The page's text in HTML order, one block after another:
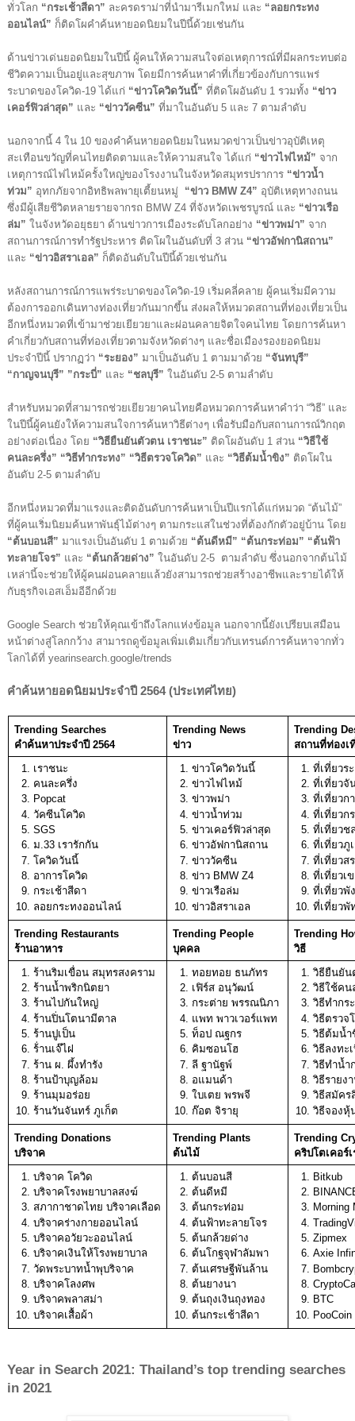
ทั่วโลก “กระเช้าสีดา” ละครดราม่าที่นำมารีเมกใหม่ และ “ลอยกระทง
ออนไลน์” ก็ติดโผคำค้นหายอดนิยมในปีนี้ด้วยเช่นกัน
ด้านข่าวเด่นยอดนิยมในปีนี้ ผู้คนให้ความสนใจต่อเหตุการณ์ที่มีผลกระทบต่อ
ชีวิตความเป็นอยู่และสุขภาพ โดยมีการค้นหาคำที่เกี่ยวข้องกับการแพร่
ระบาดของโควิด-19 ได้แก่ “ข่าวโควิดวันนี้” ที่ติดโผอันดับ 1 รวมทั้ง “ข่าว
เคอร์ฟิวล่าสุด” และ “ข่าววัคซีน” ที่มาในอันดับ 5 และ 7 ตามลำดับ
นอกจากนี้ 4 ใน 10 ของคำค้นหายอดนิยมในหมวดข่าวเป็นข่าวอุบัติเหตุ
สะเทือนขวัญที่คนไทยติดตามและให้ความสนใจ ได้แก่ “ข่าวไฟไหม้” จาก
เหตุการณ์ไฟไหม้ครั้งใหญ่ของโรงงานในจังหวัดสมุทรปราการ “ข่าวน้ำ
ท่วม” อุทกภัยจากอิทธิพลพายุเตี้ยนหมู่ “ข่าว BMW Z4” อุบัติเหตุทางถนน
ซึ่งมีผู้เสียชีวิตหลายรายจากรถ BMW Z4 ที่จังหวัดเพชรบูรณ์ และ “ข่าวเรือ
ล่ม” ในจังหวัดอยุธยา ด้านข่าวการเมืองระดับโลกอย่าง “ข่าวพม่า” จาก
สถานการณ์การทำรัฐประหาร ติดโผในอันดับที่ 3 ส่วน “ข่าวอัฟกานิสถาน”
และ “ข่าวอิสราเอล” ก็ติดอันดับในปีนี้ด้วยเช่นกัน
หลังสถานการณ์การแพร่ระบาดของโควิด-19 เริ่มคลี่คลาย ผู้คนเริ่มมีความ
ต้องการออกเดินทางท่องเที่ยวกันมากขึ้น ส่งผลให้หมวดสถานที่ท่องเที่ยวเป็น
อีกหนึ่งหมวดที่เข้ามาช่วยเยียวยาและผ่อนคลายจิตใจคนไทย โดยการค้นหา
คำเกี่ยวกับสถานที่ท่องเที่ยวตามจังหวัดต่างๆ และชื่อเมืองรองยอดนิยม
ประจำปีนี้ ปรากฏว่า “ระยอง” มาเป็นอันดับ 1 ตามมาด้วย “จันทบุรี”
“กาญจนบุรี” ”กระบี่” และ “ชลบุรี” ในอันดับ 2-5 ตามลำดับ
สำหรับหมวดที่สามารถช่วยเยียวยาคนไทยคือหมวดการค้นหาคำว่า “วิธี” และ
ในปีนี้ผู้คนยังให้ความสนใจการค้นหาวิธีต่างๆ เพื่อรับมือกับสถานการณ์วิกฤต
อย่างต่อเนื่อง โดย “วิธียืนยันตัวตน เราชนะ” ติดโผอันดับ 1 ส่วน “วิธีใช้
คนละครึ่ง” “วิธีทำกระทง” “วิธีตรวจโควิด” และ “วิธีต้มน้ำขิง” ติดโผใน
อันดับ 2-5 ตามลำดับ
อีกหนึ่งหมวดที่มาแรงและติดอันดับการค้นหาเป็นปีแรกได้แก่หมวด “ต้นไม้”
“ต้นบอนสี” มาแรงเป็นอันดับ 1 ตามด้วย “ต้นดีหมี” “ต้นกระท่อม” “ต้นฟ้า
ทะลายโจร” และ “ต้นกล้วยด่าง” ในอันดับ 2-5  ตามลำดับ ซึ่งนอกจากต้นไม้
เหล่านี้จะช่วยให้ผู้คนผ่อนคลายแล้วยังสามารถช่วยสร้างอาชีพและรายได้ให้
กับธุรกิจเอสเอ็มอีอีกด้วย
Google Search ช่วยให้คุณเข้าถึงโลกแห่งข้อมูล นอกจากนี้ยังเปรียบเสมือน
หน้าต่างสู่โลกกว้าง สามารถดูข้อมูลเพิ่มเติมเกี่ยวกับเทรนด์การค้นหาจากทั่ว
โลกได้ที่ yearinsearch.google/trends
คำค้นหายอดนิยมประจำปี 2564 (ประเทศไทย)
Trending Searches
คำค้นหาประจำปี 2564
Trending News
ข่าว
Trending
สถานที่ท่องเ
เราชนะ
คนละครึ่ง
Popcat
วัคซีนโควิด
SGS
ม.33 เรารักกัน
โควิดวันนี้
อาการโควิด
กระเช้าสีดา
ลอยกระทงออนไลน์
ข่าวโควิดวันนี้
ข่าวไฟไหม้
ข่าวพม่า
ข่าวน้ำท่วม
ข่าวเคอร์ฟิวล่าสุด
ข่าวอัฟกานิสถาน
ข่าววัคซีน
ข่าว BMW Z4
ข่าวเรือล่ม
ข่าวอิสราเอล
ที่เที่ยวร
ที่เที่ยวจั
ที่เที่ยว
ที่เที่ยวก
ที่เที่ยวช
ที่เที่ยวภู
ที่เที่ยวส
ที่เที่ยวเ
ที่เที่ยวพั
ที่เที่ยวพั
Trending Restaurants
ร้านอาหาร
Trending People
บุคคล
Trending
วิธี
ร้านริมเขื่อน สมุทรสงคราม
ร้านน้ำพริกนิตยา
ร้านไปกันใหญ่
ร้านปิ่นโตนามีตาล
ร้านปูเป็น
ร้่านเจ๊ไฝ
ร้าน ผ. ผึ้งทำรัง
ร้านป้าบุญล้อม
ร้านมุมอร่อย
ร้านวันจันทร์ ภูเก็ต
ทอยทอย ธนภัทร
เฟิร์ส อนุวัฒน์
กระต่าย พรรณนิภา
แพท พาวเวอร์แพท
ท็อป ณฐกร
คิมซอนโฮ
ลี ฐานัฐพ์
อแมนด้า
ใบเตย พรพจี
ก๊อต จิรายุ
วิธียืนยัน
วิธีใช้คน
วิธีทำกร
วิธีตรวจ
วิธีต้มน้
วิธีลงทะ
วิธีทำน้ำ
วิธีรายง
วิธีสมัคร
วิธีจองหุ้
Trending Donations
บริจาค
Trending Plants
ต้นไม้
Trending
คริปโตเคอร์
บริจาค โควิด
บริจาคโรงพยาบาลสงฆ์
สภากาชาดไทย บริจาคเลือด
บริจาคร่างกายออนไลน์
บริจาคอวัยวะออนไลน์
บริจาคเงินให้โรงพยาบาล
วัดพระบาทน้ำพุบริจาค
บริจาคโลงศพ
บริจาคพลาสม่า
บริจาคเสื้อผ้า
ต้นบอนสี
ต้นดีหมี
ต้นกระท่อม
ต้นฟ้าทะลายโจร
ต้นกล้วยด่าง
ต้นโกฐจุฬาลัมพา
ต้นเศรษฐีพันล้าน
ต้นยางนา
ต้นถุงเงินถุงทอง
ต้นกระเช้าสีดา
Bitkub
Morning
Zipmex
Axie
BTC
PooCoin
Year in Search 2021: Thailand’s top trending searches
in 2021